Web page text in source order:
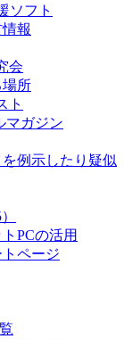
ソフト
報
会
所
ト
マガジン
例示したり疑似
PCの活用
ページ